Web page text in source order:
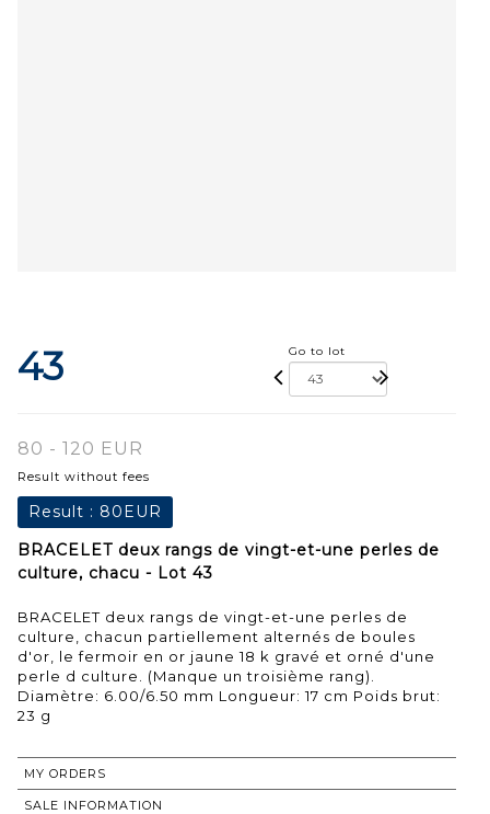
43 Go to lot
80 - 120 EUR
Result without fees
Result : 80EUR
BRACELET deux rangs de vingt-et-une perles de
culture, chacu - Lot 43
BRACELET deux rangs de vingt-et-une perles de
culture, chacun partiellement alternés de boules
d'or, le fermoir en or jaune 18 k gravé et orné d'une
perle d culture. (Manque un troisième rang).
Diamètre: 6.00/6.50 mm Longueur: 17 cm Poids brut:
23 g
MY ORDERS
SALE INFORMATION